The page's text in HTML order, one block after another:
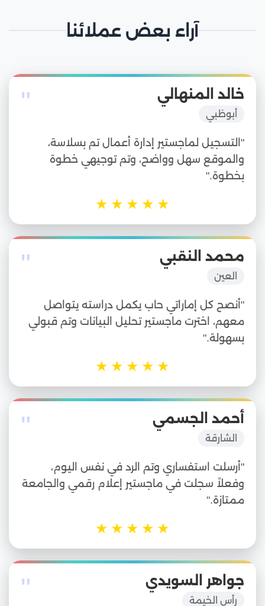
آراء بعض عملائنا
" خالد المنهالي
أبوظبي
"التسجيل لماجستير إدارة أعمال تم بسلاسة،
والموقع سهل وواضح، وتم توجيهي خطوة
بخطوة."
★
★
★
★
★
" محمد النقبي
العين
"أنصح كل إماراتي حاب يكمل دراسته يتواصل
معهم، اخترت ماجستير تحليل البيانات وتم قبولي
بسهولة."
★
★
★
★
★
" أحمد الجسمي
الشارقة
"أرسلت استفساري وتم الرد في نفس اليوم،
وفعلاً سجلت في ماجستير إعلام رقمي والجامعة
ممتازة."
★
★
★
★
★
" جواهر السويدي
رأس الخيمة